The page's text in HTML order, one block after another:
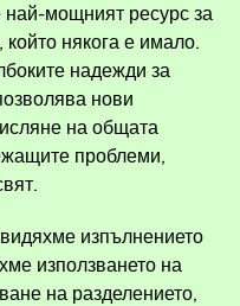
мощният ресурс за
някога е имало.
надежди за
нови
на общата
проблеми,
изпълнението
използването на
на разделението,